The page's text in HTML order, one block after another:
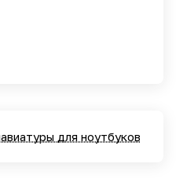
для ноутбуков